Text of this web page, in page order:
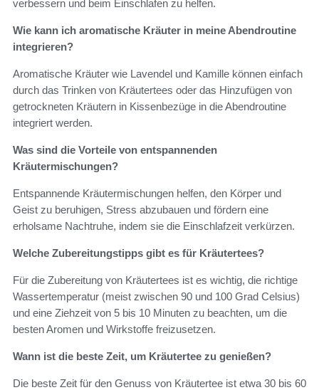
verbessern und beim Einschlafen zu helfen.
Wie kann ich aromatische Kräuter in meine Abendroutine
integrieren?
Aromatische Kräuter wie Lavendel und Kamille können einfach
durch das Trinken von Kräutertees oder das Hinzufügen von
getrockneten Kräutern in Kissenbezüge in die Abendroutine
integriert werden.
Was sind die Vorteile von entspannenden
Kräutermischungen?
Entspannende Kräutermischungen helfen, den Körper und
Geist zu beruhigen, Stress abzubauen und fördern eine
erholsame Nachtruhe, indem sie die Einschlafzeit verkürzen.
Welche Zubereitungstipps gibt es für Kräutertees?
Für die Zubereitung von Kräutertees ist es wichtig, die richtige
Wassertemperatur (meist zwischen 90 und 100 Grad Celsius)
und eine Ziehzeit von 5 bis 10 Minuten zu beachten, um die
besten Aromen und Wirkstoffe freizusetzen.
Wann ist die beste Zeit, um Kräutertee zu genießen?
Die beste Zeit für den Genuss von Kräutertee ist etwa 30 bis 60